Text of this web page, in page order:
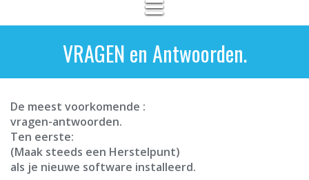
VRAGEN en Antwoorden.
De meest voorkomende :
vragen-antwoorden.
Ten eerste:
(Maak steeds een Herstelpunt)
als je nieuwe software installeerd.